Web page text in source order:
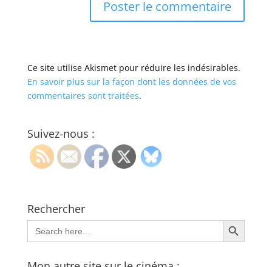
Ce site utilise Akismet pour réduire les indésirables.
En savoir plus sur la façon dont les données de vos
commentaires sont traitées.
Suivez-nous :
Rechercher
Search
for:
Search Button